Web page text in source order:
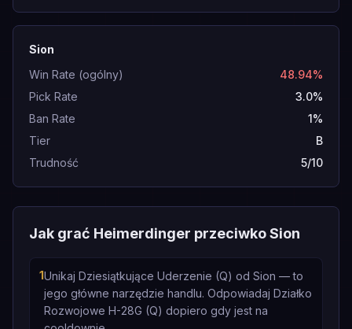
Sion
Win Rate (ogólny)
48.94%
Pick Rate
3.0%
Ban Rate
1%
Tier
B
Trudność
5/10
Jak grać Heimerdinger przeciwko Sion
1Unikaj Dziesiątkujące Uderzenie (Q) od Sion — to
jego główne narzędzie handlu. Odpowiadaj Działko
Rozwojowe H-28G (Q) dopiero gdy jest na